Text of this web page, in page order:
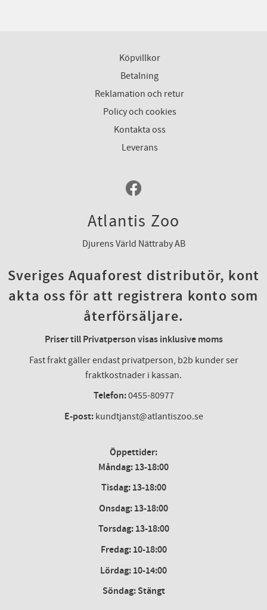
Köpvillkor
Betalning
Reklamation och retur
Policy och cookies
Kontakta oss
Leverans
Atlantis Zoo
Djurens Värld Nättraby AB
Sveriges Aquaforest distributör, kont
akta oss för att registrera konto som
återförsäljare.
Priser till Privatperson visas inklusive moms
Fast frakt gäller endast privatperson, b2b kunder ser
fraktkostnader i kassan.
Telefon:0455-80977
E-post:kundtjanst@atlantiszoo.se
Öppettider:
Måndag: 13-18:00
Tisdag: 13-18:00
Onsdag:13-18:00
Torsdag:13-18:00
Fredag:10-18:00
Lördag: 10-14:00
Söndag: Stängt